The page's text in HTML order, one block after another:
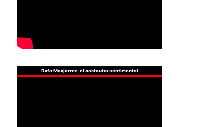
Rafa Manjarrez, el cantautor sentimental